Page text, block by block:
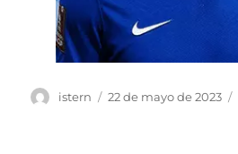
Autor
istern
Publicado
22 de mayo de 2023